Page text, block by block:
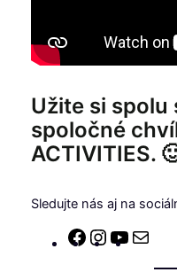
Užite si spolu
spoločné
ACTIVITIES.
Sledujte nás aj na
Facebook
Instagram
YouTube